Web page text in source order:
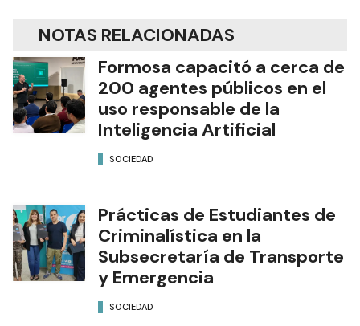
NOTAS RELACIONADAS
Formosa capacitó a cerca de
200 agentes públicos en el
uso responsable de la
Inteligencia Artificial
SOCIEDAD
Prácticas de Estudiantes de
Criminalística en la
Subsecretaría de Transporte
y Emergencia
SOCIEDAD